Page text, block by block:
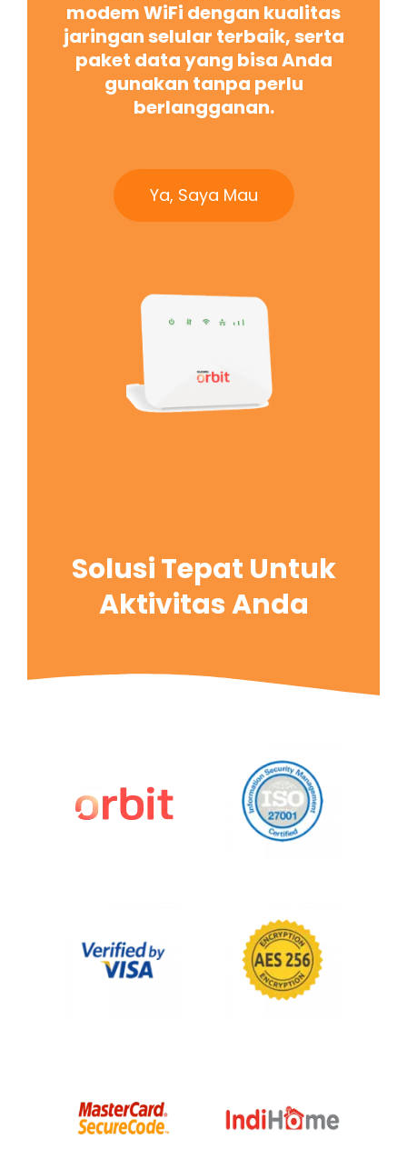
modem WiFi dengan kualitas
jaringan selular terbaik, serta
paket data yang bisa Anda
gunakan tanpa perlu
berlangganan.
Ya, Saya Mau
Solusi Tepat Untuk
Aktivitas Anda